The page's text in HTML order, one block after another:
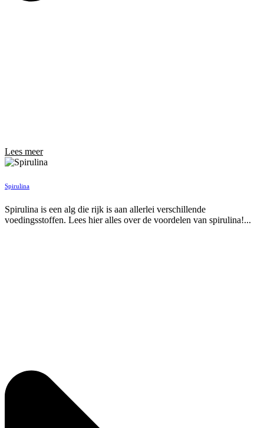
Lees meer
Spirulina
Spirulina is een alg die rijk is aan allerlei verschillende
voedingsstoffen. Lees hier alles over de voordelen van spirulina!...